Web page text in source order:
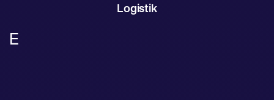
Logistik
E